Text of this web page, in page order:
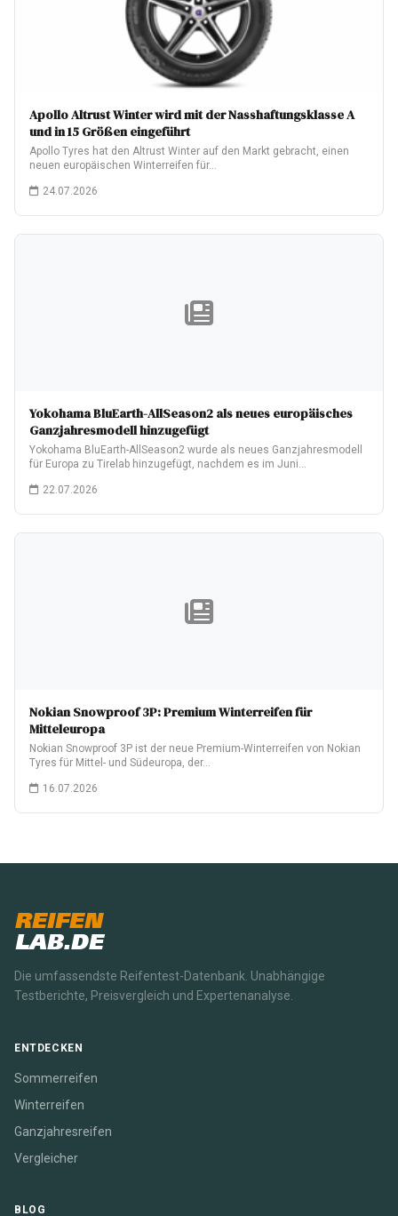
Apollo Altrust Winter wird mit der Nasshaftungsklasse A
und in 15 Größen eingeführt
Apollo Tyres hat den Altrust Winter auf den Markt gebracht, einen
neuen europäischen Winterreifen für…
24.07.2026
Yokohama BluEarth-AllSeason2 als neues europäisches
Ganzjahresmodell hinzugefügt
Yokohama BluEarth-AllSeason2 wurde als neues Ganzjahresmodell
für Europa zu Tirelab hinzugefügt, nachdem es im Juni…
22.07.2026
Nokian Snowproof 3P: Premium Winterreifen für
Mitteleuropa
Nokian Snowproof 3P ist der neue Premium-Winterreifen von Nokian
Tyres für Mittel- und Südeuropa, der…
16.07.2026
REIFEN
LAB.DE
Die umfassendste Reifentest-Datenbank. Unabhängige
Testberichte, Preisvergleich und Expertenanalyse.
ENTDECKEN
Sommerreifen
Winterreifen
Ganzjahresreifen
Vergleicher
BLOG